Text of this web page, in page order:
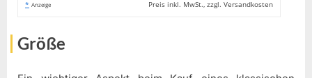
* Anzeige Preis inkl. MwSt., zzgl. Versandkosten
Größe